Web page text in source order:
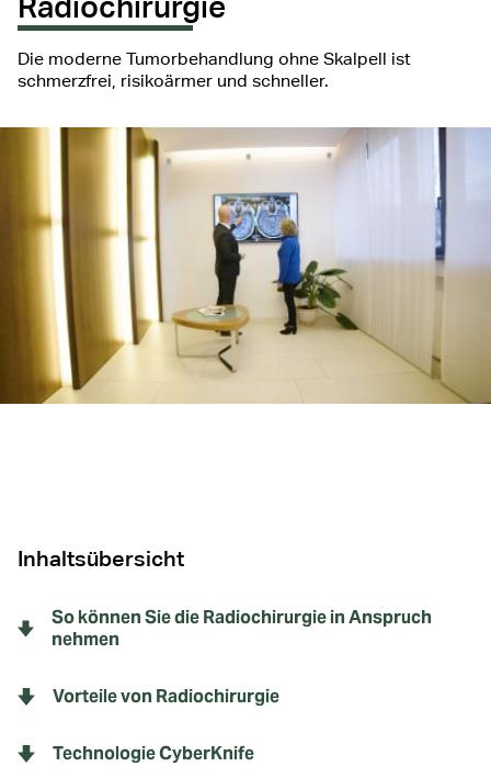
Die moderne Tumorbehandlung ohne Skalpell ist
schmerzfrei, risikoärmer und schneller.
Inhaltsübersicht
So können Sie die Radiochirurgie in Anspruch
nehmen
Vorteile von Radiochirurgie
Technologie CyberKnife